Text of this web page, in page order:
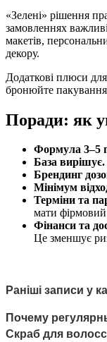
«Зелені» рішення
замовленнях
макетів,
декору.
Додаткові плюси
бронюйте пакування
Поради: як
Формула 3–5
База вирішує.
Брендинг
Мінімум
Терміни та
мати фірмовий
Фінанси та
Це зменшує
Раніші записи у
Почему
Скраб для